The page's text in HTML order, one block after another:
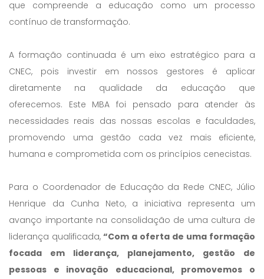
que compreende a educação como um processo
contínuo de transformação.
A formação continuada é um eixo estratégico para a
CNEC, pois investir em nossos gestores é aplicar
diretamente na qualidade da educação que
oferecemos. Este MBA foi pensado para atender às
necessidades reais das nossas escolas e faculdades,
promovendo uma gestão cada vez mais eficiente,
humana e comprometida com os princípios cenecistas.
Para o Coordenador de Educação da Rede CNEC, Júlio
Henrique da Cunha Neto, a iniciativa representa um
avanço importante na consolidação de uma cultura de
liderança qualificada, “Com a oferta de uma formação
focada em liderança, planejamento, gestão de
pessoas e inovação educacional, promovemos o